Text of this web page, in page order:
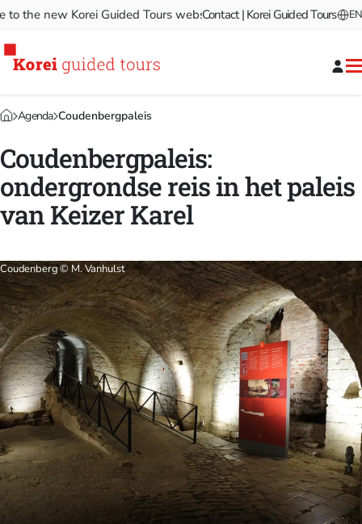
the new Korei Guided Tours website! Welcome to the new
Contact | Korei Guided Tours EN
Agenda Coudenbergpaleis
Coudenbergpaleis:
ondergrondse reis in het paleis
van Keizer Karel
Coudenberg © M. Vanhulst